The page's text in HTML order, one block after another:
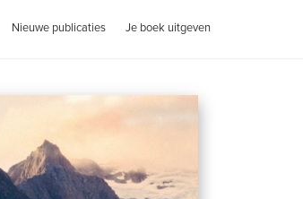
Nieuwe publicaties Je boek uitgeven